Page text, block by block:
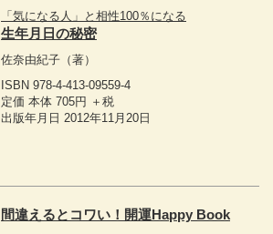
「気になる人」と相性100％になる
生年月日の秘密
佐奈由紀子 （著）
ISBN 978-4-413-09559-4
定価 本体 705円 ＋税
出版年月日 2012年11月20日
間違えるとコワい！開運Happy Book